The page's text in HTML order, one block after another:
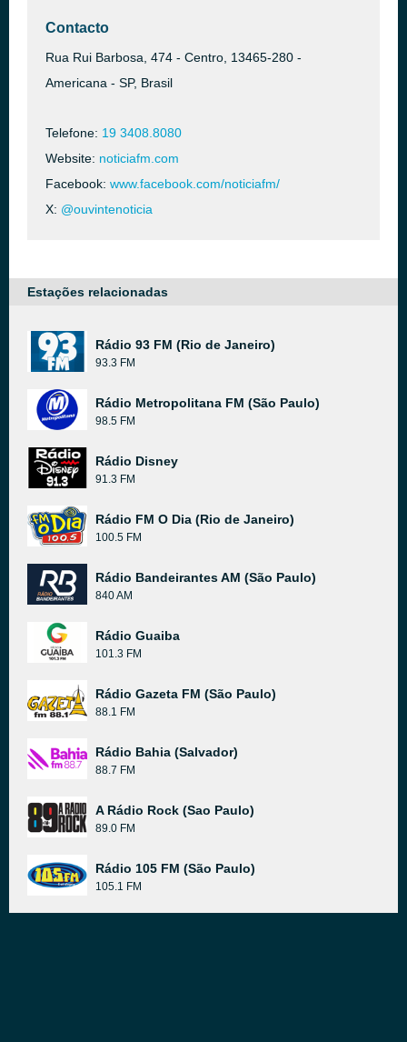
Contacto
Rua Rui Barbosa, 474 - Centro, 13465-280 -
Americana - SP, Brasil
Telefone: 19 3408.8080
Website: noticiafm.com
Facebook: www.facebook.com/noticiafm/
X: @ouvintenoticia
Estações relacionadas
Rádio 93 FM (Rio de Janeiro)
93.3 FM
Rádio Metropolitana FM (São Paulo)
98.5 FM
Rádio Disney
91.3 FM
Rádio FM O Dia (Rio de Janeiro)
100.5 FM
Rádio Bandeirantes AM (São Paulo)
840 AM
Rádio Guaiba
101.3 FM
Rádio Gazeta FM (São Paulo)
88.1 FM
Rádio Bahia (Salvador)
88.7 FM
A Rádio Rock (Sao Paulo)
89.0 FM
Rádio 105 FM (São Paulo)
105.1 FM